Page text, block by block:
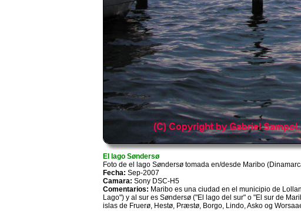
El lago Søndersø
Foto de el lago Søndersø tomada en/desde Maribo
Fecha: Sep-2007
Camara: Sony DSC-H5
Comentarios: Maribo es una ciudad en el municipio de
Lago") y al sur es Søndersø ("El lago del sur" o "El sur de
islas de Fruerø, Hestø, Præstø, Borgo, Lindo, Asko og